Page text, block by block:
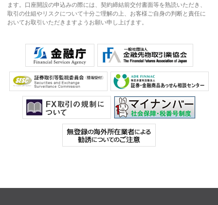
ます。口座開設の申込みの際には、契約締結前交付書面等を熟読いただき、
取引の仕組やリスクについて十分ご理解の上、お客様ご自身の判断と責任に
おいてお取引いただきますようお願い申し上げます。